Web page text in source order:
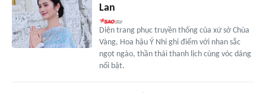
Lan
Diện trang phục truyền thống của xứ sở Chùa
Vàng, Hoa hậu Ý Nhi ghi điểm với nhan sắc
ngọt ngào, thần thái thanh lịch cùng vóc dáng
nổi bật.